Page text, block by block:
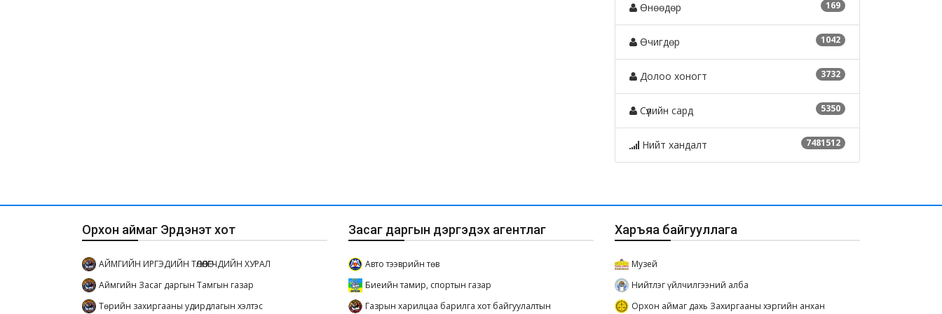
169
Өнөөдөр
1042
Өчигдөр
3732
Долоо хоногт
5350
Сүүлийн сард
7481512
Нийт хандалт
Орхон аймаг Эрдэнэт хот
АЙМГИЙН ИРГЭДИЙН ТӨЛӨӨЛӨГЧДИЙН ХУРАЛ
Аймгийн Засаг даргын Тамгын газар
Төрийн захиргааны удирдлагын хэлтэс
Засаг даргын дэргэдэх агентлаг
Авто тээврийн төв
Биеийн тамир, спортын газар
Газрын харилцаа барилга хот байгуулалтын
Харъяа байгууллага
Музей
Нийтлэг үйлчилгээний алба
Орхон аймаг дахь Захиргааны хэргийн анхан